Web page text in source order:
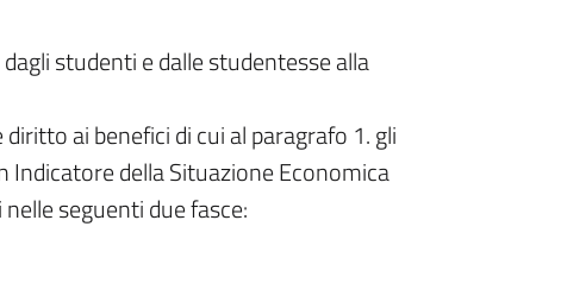
studenti e dalle studentesse alla
ai benefici di cui al paragrafo 1. gli
della Situazione Economica
seguenti due fasce: